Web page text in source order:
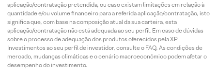
aplicação/contratação pretendida, ou caso existam limitações em relação à
quantidade e/ou volume financeiro para a referida aplicação/contratação, isto
significa que, com base na composição atual da sua carteira, esta
aplicação/contratação não está adequada ao seu perfil. Em caso de dúvidas
sobre o processo de adequação dos produtos oferecidos pela XP
Investimentos ao seu perfil de investidor, consulte o FAQ. As condições de
mercado, mudanças climáticas e o cenário macroeconômico podem afetar o
desempenho do investimento.